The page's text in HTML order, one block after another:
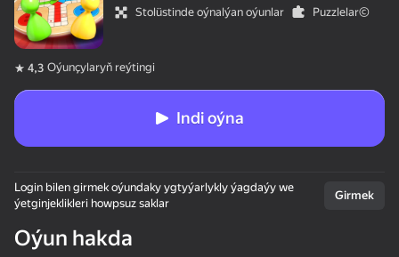
Stolüstinde oýnalýan oýunlar
Puzzlelar©
4,3 Oýunçylaryň reýtingi
Indi oýna
Login bilen girmek oýundaky ygtyýarlykly ýagdaýy we
ýetginjeklikleri howpsuz saklar
Girmek
Oýun hakda